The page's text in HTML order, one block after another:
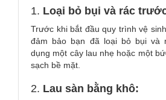
1. Loại bỏ bụi và rác
Trước khi bắt đầu quy trình vệ
đảm bảo bạn đã loại bỏ bụi và
dụng một cây lau nhẹ hoặc một
sạch bề mặt.
2. Lau sàn bằng khô: